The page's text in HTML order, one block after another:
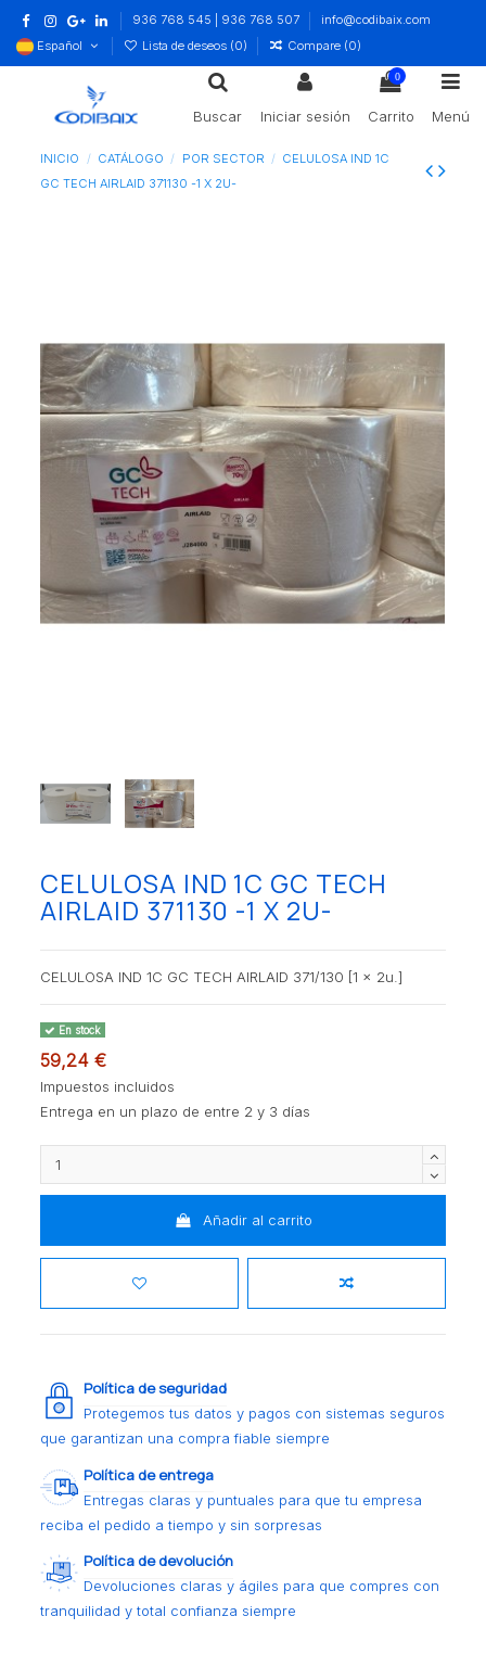
936 768 545 | 936 768 507
info@codibaix.com
Español
Lista de deseos (0) Compare (0)
Buscar Iniciar sesión
0
Carrito Menú
INICIO CATÁLOGO POR SECTOR
CELULOSA IND 1C
GC TECH AIRLAID 371130 -1 X 2U-
CELULOSA IND 1C GC TECH
AIRLAID 371130 -1 X 2U-
CELULOSA IND 1C GC TECH AIRLAID 371/130 [1 x 2u.]
En stock
59,24 €
Impuestos incluidos
Entrega en un plazo de entre 2 y 3 días
Añadir al carrito
Política de seguridad
Protegemos tus datos y pagos con sistemas seguros
que garantizan una compra fiable siempre
Política de entrega
Entregas claras y puntuales para que tu empresa
reciba el pedido a tiempo y sin sorpresas
Política de devolución
Devoluciones claras y ágiles para que compres con
tranquilidad y total confianza siempre